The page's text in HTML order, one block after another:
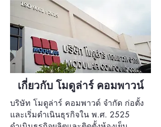
เกี่ยวกับ โมดูล่าร์ คอมพาวน์
บริษัท โมดูล่าร์ คอมพาวด์ จำกัด ก่อตั้ง
และเริ่มดำเนินธุรกิจใน พ.ศ. 2525